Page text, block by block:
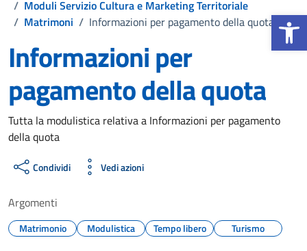
Apri la
/ Moduli Servizio Cultura e Marketing Territoriale
/ Matrimoni / Informazioni per pagamento della quota
Informazioni per
pagamento della quota
Dettagli del documento
Tutta la modulistica relativa a Informazioni per pagamento
della quota
Condividi Vedi azioni
Argomenti
Matrimonio Modulistica Tempo libero Turismo